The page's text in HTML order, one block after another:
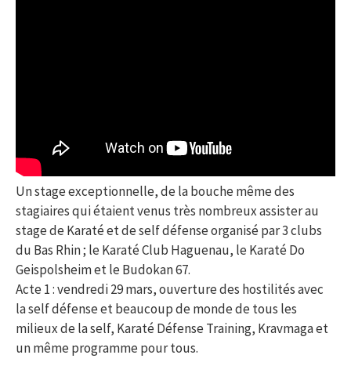
Un stage exceptionnelle, de la bouche même des
stagiaires qui étaient venus très nombreux assister au
stage de Karaté et de self défense organisé par 3 clubs
du Bas Rhin ; le Karaté Club Haguenau, le Karaté Do
Geispolsheim et le Budokan 67.
Acte 1 : vendredi 29 mars, ouverture des hostilités avec
la self défense et beaucoup de monde de tous les
milieux de la self, Karaté Défense Training, Kravmaga et
un même programme pour tous.